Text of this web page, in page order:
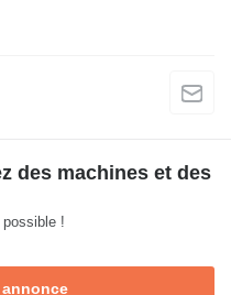
des machines et des
!